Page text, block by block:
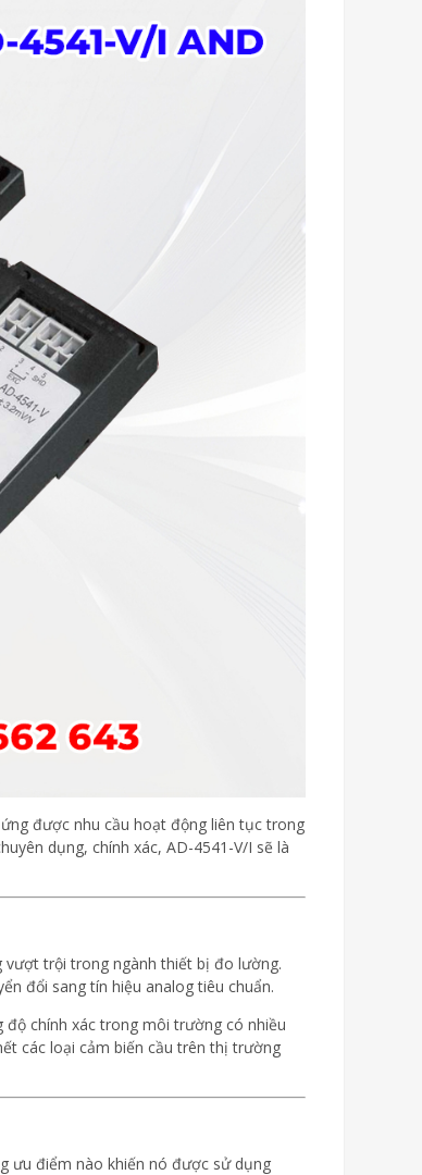
được nhu cầu hoạt động liên tục trong
dụng, chính xác, AD-4541-V/I sẽ là
trội trong ngành thiết bị đo lường.
đổi sang tín hiệu analog tiêu chuẩn.
độ chính xác trong môi trường có nhiều
các loại cảm biến cầu trên thị trường
ưu điểm nào khiến nó được sử dụng